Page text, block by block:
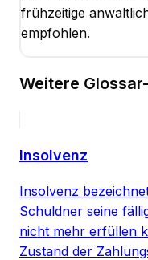
frühzeitige
empfohlen.
Weitere
Insolvenz
Insolvenz
Schuldner seine
nicht mehr erfüllen
Zustand der